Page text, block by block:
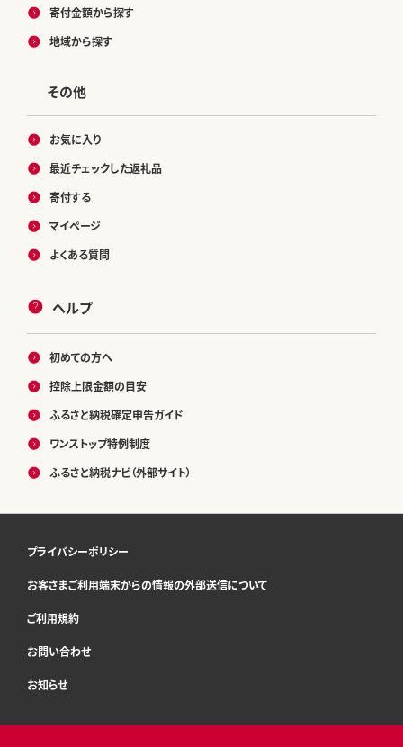
寄付金額から探す
地域から探す
その他
お気に入り
最近チェックした返礼品
寄付する
マイページ
よくある質問
ヘルプ
初めての方へ
控除上限金額の目安
ふるさと納税確定申告ガイド
ワンストップ特例制度
ふるさと納税ナビ（外部サイト）
プライバシーポリシー
お客さまご利用端末からの情報の外部送信について
ご利用規約
お問い合わせ
お知らせ